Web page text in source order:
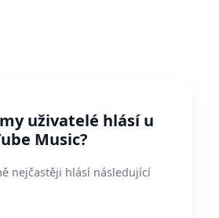
uživatelé hlásí u
Music?
nejčastěji hlásí následující